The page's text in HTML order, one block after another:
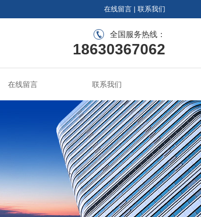
在线留言 | 联系我们
全国服务热线：
18630367062
在线留言 联系我们